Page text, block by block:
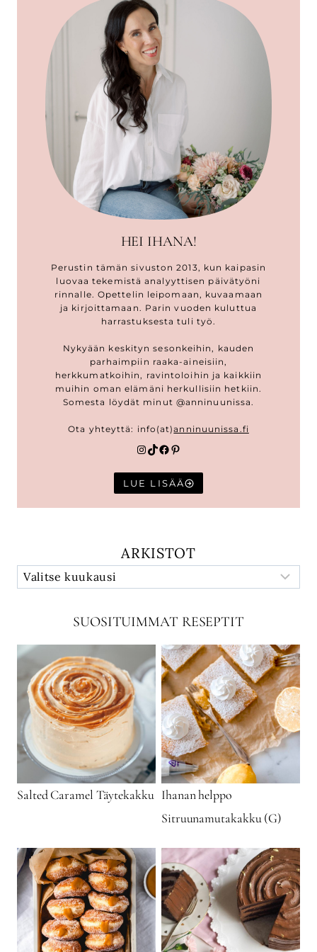
HEI IHANA!
Perustin tämän sivuston 2013, kun kaipasin
luovaa tekemistä analyyttisen päivätyöni
rinnalle. Opettelin leipomaan, kuvaamaan
ja kirjoittamaan. Parin vuoden kuluttua
harrastuksesta tuli työ.
Nykyään keskityn sesonkeihin, kauden
parhaimpiin raaka-aineisiin,
herkkumatkoihin, ravintoloihin ja kaikkiin
muihin oman elämäni herkullisiin hetkiin.
Somesta löydät minut @anninuunissa.
Ota yhteyttä: info(at)anninuunissa.fi
Instagram
TikTok
Facebook
Pinterest
LUE LISÄÄ
ARKISTOT
SUOSITUIMMAT RESEPTIT
Salted Caramel Täytekakku Ihanan helppo
Sitruunamutakakku (G)